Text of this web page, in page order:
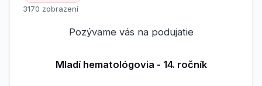
3170 zobrazení
Pozývame vás na podujatie
Mladí hematológovia - 14. ročník